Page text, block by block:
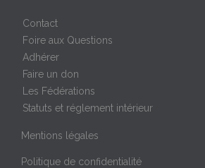
Contact
Foire aux Questions
Adhérer
Faire un don
Les Fédérations
Statuts et réglement intérieur
Mentions légales
Politique de confidentialité